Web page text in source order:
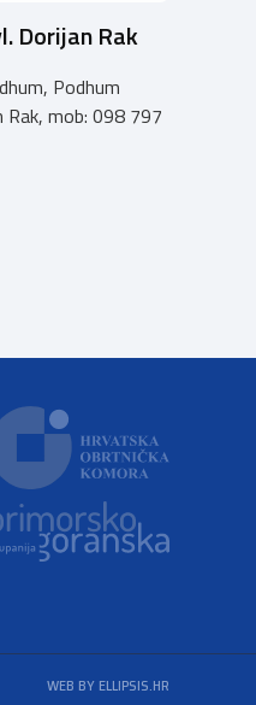
Dorijan Rak
Podhum
mob: 098 797
WEB BY ELLIPSIS.HR